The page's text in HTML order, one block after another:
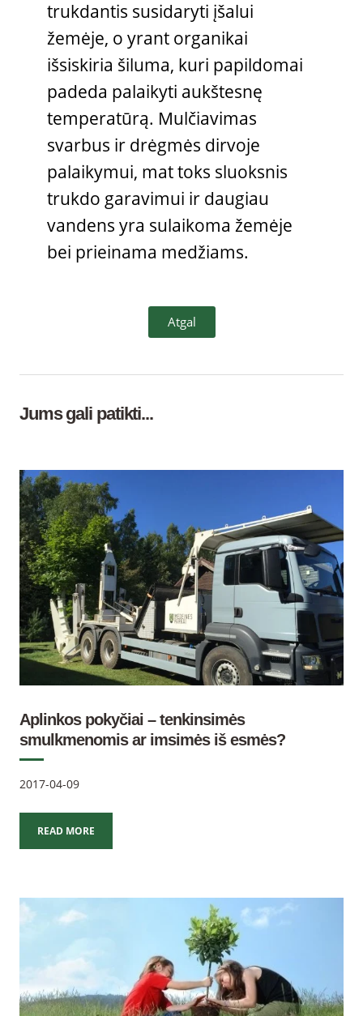
trukdantis susidaryti įšalui
žemėje, o yrant organikai
išsiskiria šiluma, kuri papildomai
padeda palaikyti aukštesnę
temperatūrą. Mulčiavimas
svarbus ir drėgmės dirvoje
palaikymui, mat toks sluoksnis
trukdo garavimui ir daugiau
vandens yra sulaikoma žemėje
bei prieinama medžiams.
Atgal
Aplinkos pokyčiai – tenkinsimės
smulkmenomis ar imsimės iš esmės?
2017-04-09
READ MORE